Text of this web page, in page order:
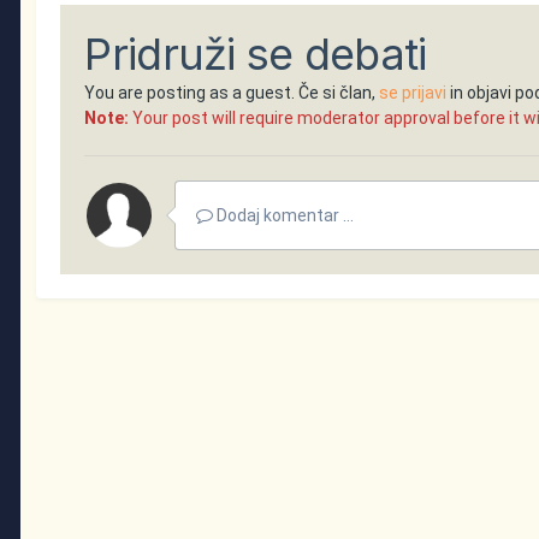
Pridruži se debati
You are posting as a guest. Če si član, se prijavi in objavi
Note: Your post will require moderator approval before it
Dodaj komentar ...